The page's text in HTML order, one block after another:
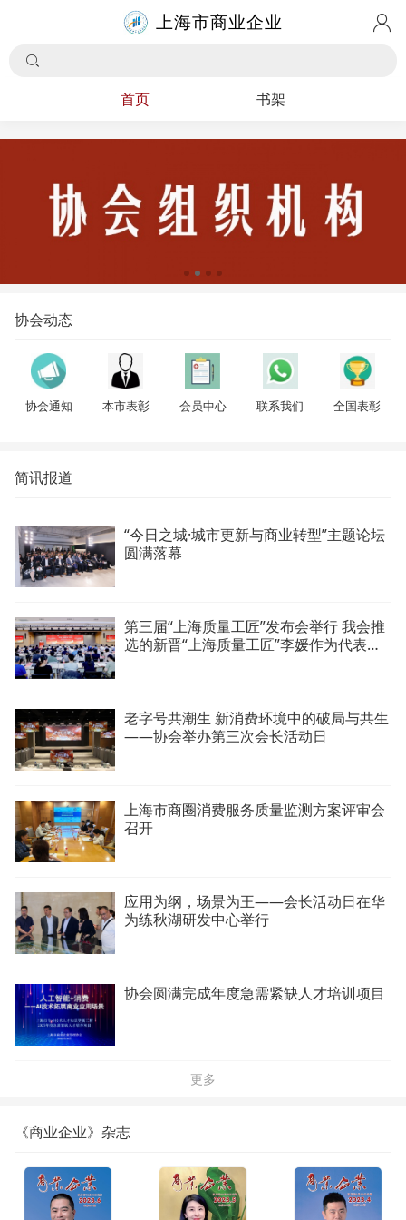
上海市商业企业
首页 书架
协会动态
协会通知 本市表彰 会员中心 联系我们 全国表彰
简讯报道
“今日之城·城市更新与商业转型”主题论坛
圆满落幕
第三届“上海质量工匠”发布会举行 我会推
选的新晋“上海质量工匠”李媛作为代表发
老字号共潮生 新消费环境中的破局与共生
——协会举办第三次会长活动日
上海市商圈消费服务质量监测方案评审会
召开
应用为纲，场景为王——会长活动日在华
为练秋湖研发中心举行
协会圆满完成年度急需紧缺人才培训项目
更多
《商业企业》杂志